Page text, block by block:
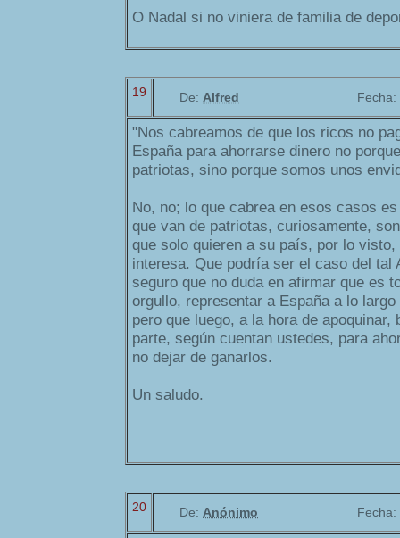
O Nadal si no viniera de familia de
19 De: Alfred Fecha:
"Nos cabreamos de que los ricos no
España para ahorrarse dinero no
patriotas, sino porque somos unos
No, no; lo que cabrea en esos casos
que van de patriotas, curiosamente,
que solo quieren a su país, por lo visto,
interesa. Que podría ser el caso del tal
seguro que no duda en afirmar que es
orgullo, representar a España a lo
pero que luego, a la hora de apoquinar,
parte, según cuentan ustedes, para
no dejar de ganarlos.
Un saludo.
20 De: Anónimo Fecha: